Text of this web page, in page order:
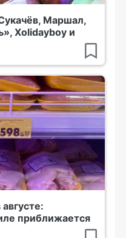
Маршал,
Xolidayboy и
приближается